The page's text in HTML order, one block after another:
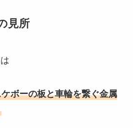
見所
ボーの板と車輪を繋ぐ金属